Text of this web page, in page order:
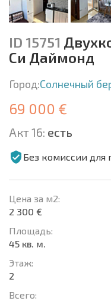
ID 15751
Си Даймонд
Город:Солнечный
69 000 €
Акт 16: есть
Без комиссии для
Цена за м2:
2 300 €
Площадь:
45 кв. м.
Этаж:
2
Всего: